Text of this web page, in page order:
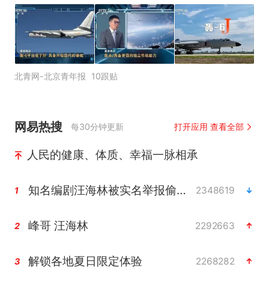
北青网-北京青年报 10跟贴
网易热搜 每30分钟更新 打开应用 查看全部
人民的健康、体质、幸福一脉相承
1 知名编剧汪海林被实名举报偷税漏税 2348619
2 峰哥 汪海林 2292663
3 解锁各地夏日限定体验 2268282